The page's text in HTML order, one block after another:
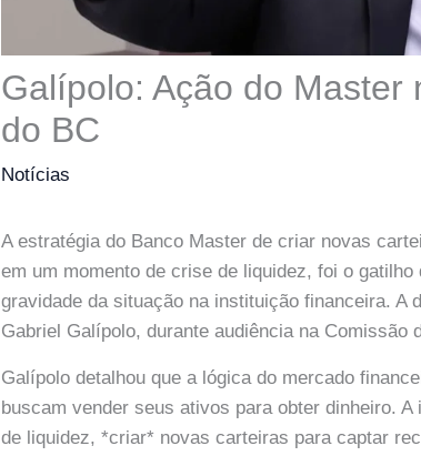
Galípolo: Ação do Master
do BC
Notícias
A estratégia do Banco Master de criar novas
em um momento de crise de liquidez, foi o
gravidade da situação na instituição financeira. A
Gabriel Galípolo, durante audiência na Comissão
Galípolo detalhou que a lógica do mercado
buscam vender seus ativos para obter dinheiro.
de liquidez, *criar* novas carteiras para captar